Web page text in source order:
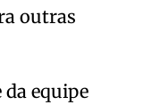
outras
da equipe